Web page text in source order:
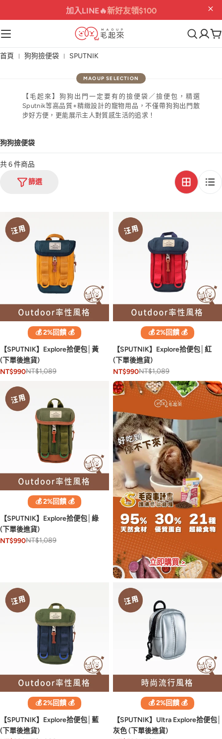
加入LINE🔥新好友領$100
購
物
首頁 狗狗撿便袋 SPUTNIK
【毛起來】狗狗出門一定要有的撿便袋／撿便包，精選
Sputnik等高品質+精緻設計的寵物用品，不僅帶狗狗出門散
步好方便，更能展示主人對質感生活的追求！
狗狗撿便袋
共 6 件商品
篩選
💰 2%回饋 💰
【SPUTNIK】Explore拾便包│黃
(下單後進貨)
NT$990NT$1,089
💰 2%回饋 💰
【SPUTNIK】Explore拾便包│紅
(下單後進貨)
NT$990NT$1,089
💰 2%回饋 💰
【SPUTNIK】Explore拾便包│綠
(下單後進貨)
NT$990NT$1,089
立即購買 >
💰 2%回饋 💰
【SPUTNIK】Explore拾便包│藍
(下單後進貨)
💰 2%回饋 💰
【SPUTNIK】Ultra Explore拾便包│
灰色 (下單後進貨)